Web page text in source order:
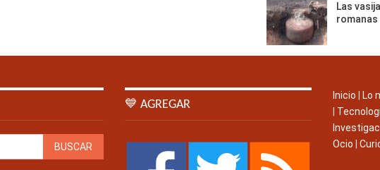
Las
romanas
💙 AGREGAR
Inicio Lo
Ocio